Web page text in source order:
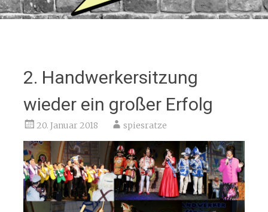
2. Handwerkersitzung
wieder ein großer Erfolg
20. Januar 2018 spiesratze